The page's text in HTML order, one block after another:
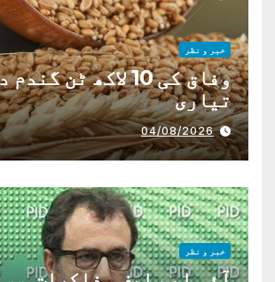
خبر و نظر
وفاق کی 10 لاکھ ٹن
تیاری
04/08/2026
خبر و نظر